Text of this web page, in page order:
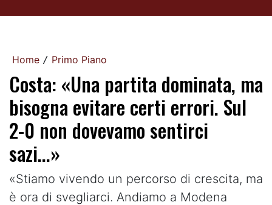
Home / Primo Piano
Costa: «Una partita dominata, ma
bisogna evitare certi errori. Sul
2-0 non dovevamo sentirci
sazi...»
«Stiamo vivendo un percorso di crescita, ma
è ora di svegliarci. Andiamo a Modena